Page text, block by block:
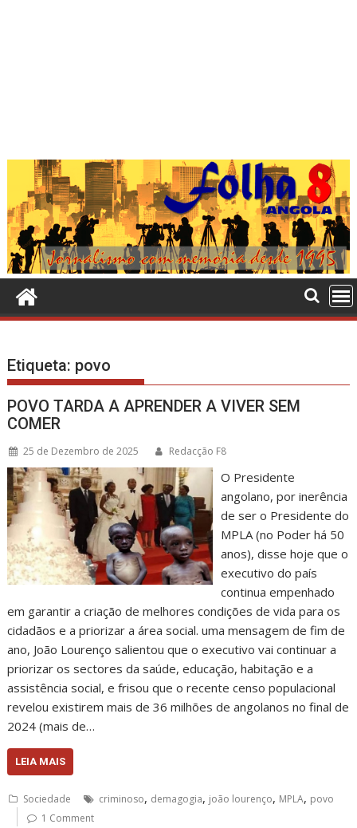
Etiqueta: povo
POVO TARDA A APRENDER A VIVER SEM
COMER
25 de Dezembro de 2025 Redacção F8
O Presidente
angolano, por inerência
de ser o Presidente do
MPLA (no Poder há 50
anos), disse hoje que o
executivo do país
continua empenhado
em garantir a criação de melhores condições de vida para os
cidadãos e a priorizar a área social. uma mensagem de fim de
ano, João Lourenço salientou que o executivo vai continuar a
priorizar os sectores da saúde, educação, habitação e a
assistência social, e frisou que o recente censo populacional
revelou existirem mais de 36 milhões de angolanos no final de
2024 (mais de…
LEIA MAIS
Sociedade criminoso, demagogia, joão lourenço, MPLA, povo
1 Comment